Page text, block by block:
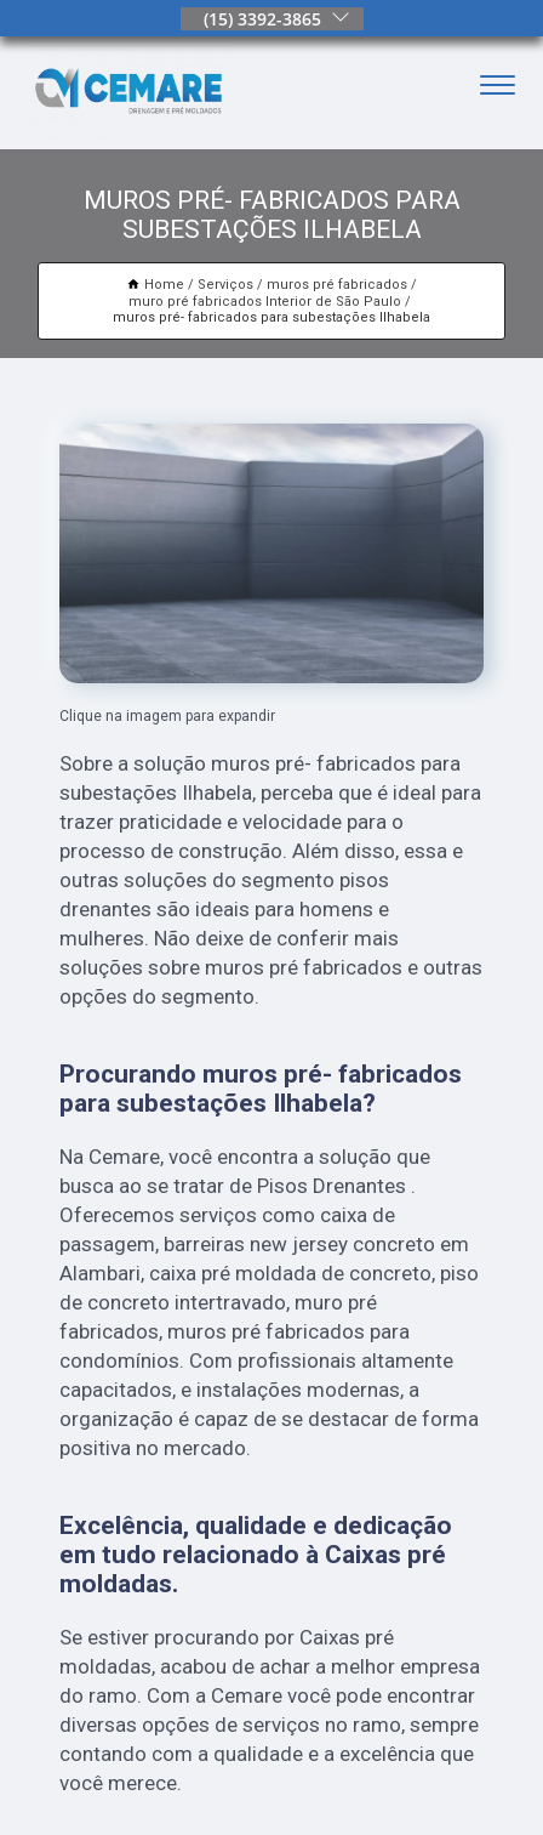
(15) 3392-3865
MUROS PRÉ- FABRICADOS PARA
SUBESTAÇÕES ILHABELA
Home Serviços
muros pré fabricados
muro pré fabricados Interior de São Paulo
muros pré- fabricados para subestações Ilhabela
Clique na imagem para expandir
Sobre a solução muros pré- fabricados para
subestações Ilhabela, perceba que é ideal para
trazer praticidade e velocidade para o
processo de construção. Além disso, essa e
outras soluções do segmento pisos
drenantes são ideais para homens e
mulheres. Não deixe de conferir mais
soluções sobre muros pré fabricados e outras
opções do segmento.
Procurando muros pré- fabricados
para subestações Ilhabela?
Na Cemare, você encontra a solução que
busca ao se tratar de Pisos Drenantes .
Oferecemos serviços como caixa de
passagem, barreiras new jersey concreto em
Alambari, caixa pré moldada de concreto, piso
de concreto intertravado, muro pré
fabricados, muros pré fabricados para
condomínios. Com profissionais altamente
capacitados, e instalações modernas, a
organização é capaz de se destacar de forma
positiva no mercado.
Excelência, qualidade e dedicação
em tudo relacionado à Caixas pré
moldadas.
Se estiver procurando por Caixas pré
moldadas, acabou de achar a melhor empresa
do ramo. Com a Cemare você pode encontrar
diversas opções de serviços no ramo, sempre
contando com a qualidade e a excelência que
você merece.